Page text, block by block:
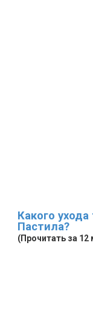
Какого
Пастила?
(Прочитать за 12